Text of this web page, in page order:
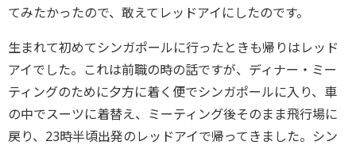
てみたかったので、敢えてレッドアイにしたのです。
生まれて初めてシンガポールに行ったときも帰りはレッド
アイでした。これは前職の時の話ですが、ディナー・ミー
ティングのために夕方に着く便でシンガポールに入り、車
の中でスーツに着替え、ミーティング後そのまま飛行場に
戻り、23時半頃出発のレッドアイで帰ってきました。シン